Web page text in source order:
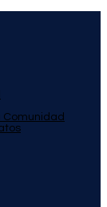
Comunidad